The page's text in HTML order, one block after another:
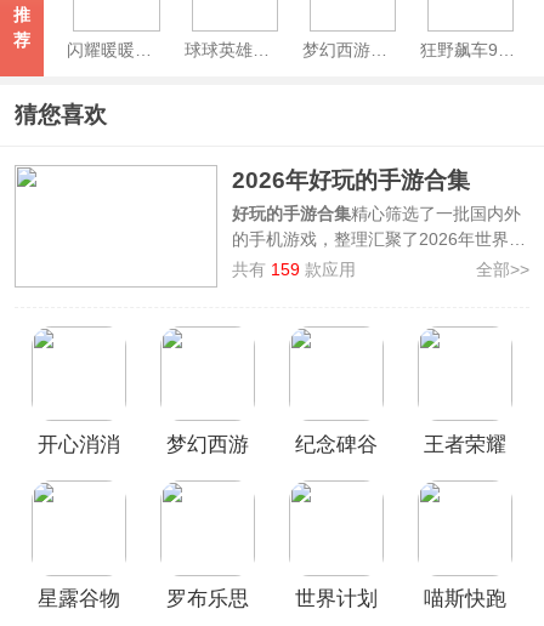
推
荐
球球英雄官方版
猜您喜欢
2026年好玩的手游合集
好玩的手游合集精心筛选了一批国内外
的手机游戏，整理汇聚了2026年世界各
地各种玩法题材类型的好玩手游，其中
突、Fate/GrandOrder、Roblox
等，
可以在其中找到，再也不用担心游戏荒
了，欢迎前来本站挑选下载畅玩！
共有 159 款应用 全部>>
开心消消
梦幻西游
纪念碑谷
王者荣耀
星露谷物
罗布乐思
世界计划
喵斯快跑